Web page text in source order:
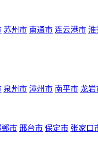
苏州市 南通市 连云港市 淮
泉州市 漳州市 南平市 龙岩
郸市 邢台市 保定市 张家口